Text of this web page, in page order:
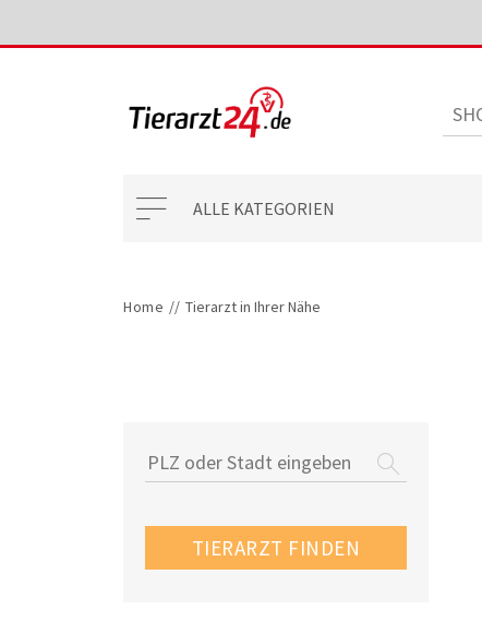
ALLE KATEGORIEN
Home // Tierarzt in Ihrer Nähe
TIERARZT FINDEN